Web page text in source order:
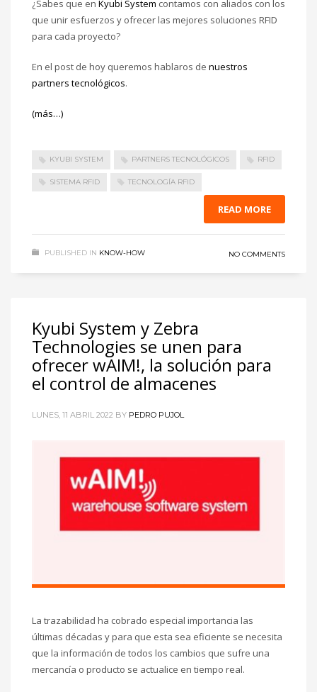
¿Sabes que en Kyubi System contamos con aliados con los
que unir esfuerzos y ofrecer las mejores soluciones RFID
para cada proyecto?
En el post de hoy queremos hablaros de nuestros
partners tecnológicos.
(más…)
KYUBI SYSTEM PARTNERS TECNOLÓGICOS RFID
SISTEMA RFID TECNOLOGÍA RFID
READ MORE
PUBLISHED IN KNOW-HOW NO COMMENTS
Kyubi System y Zebra
Technologies se unen para
ofrecer wAIM!, la solución para
el control de almacenes
LUNES, 11 ABRIL 2022 BY PEDRO PUJOL
La trazabilidad ha cobrado especial importancia las
últimas décadas y para que esta sea eficiente se necesita
que la información de todos los cambios que sufre una
mercancía o producto se actualice en tiempo real.